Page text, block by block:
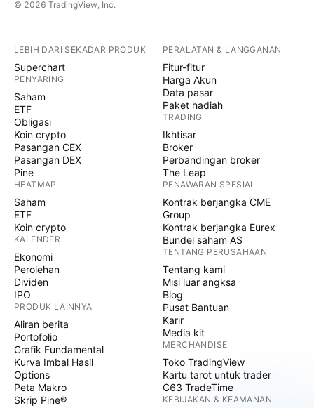
© 2026 TradingView, Inc.
LEBIH DARI SEKADAR PRODUK
Superchart
PENYARING
Saham
ETF
Obligasi
Koin crypto
Pasangan CEX
Pasangan DEX
Pine
HEATMAP
Saham
ETF
Koin crypto
KALENDER
Ekonomi
Perolehan
Dividen
IPO
PRODUK LAINNYA
Aliran berita
Portofolio
Grafik Fundamental
Kurva Imbal Hasil
Options
Peta Makro
Skrip Pine®
PERALATAN & LANGGANAN
Fitur-fitur
Harga Akun
Data pasar
Paket hadiah
TRADING
Ikhtisar
Broker
Perbandingan broker
The Leap
PENAWARAN SPESIAL
Kontrak berjangka CME
Group
Kontrak berjangka Eurex
Bundel saham AS
TENTANG PERUSAHAAN
Tentang kami
Misi luar angksa
Blog
Pusat Bantuan
Karir
Media kit
MERCHANDISE
Toko TradingView
Kartu tarot untuk trader
C63 TradeTime
KEBIJAKAN & KEAMANAN